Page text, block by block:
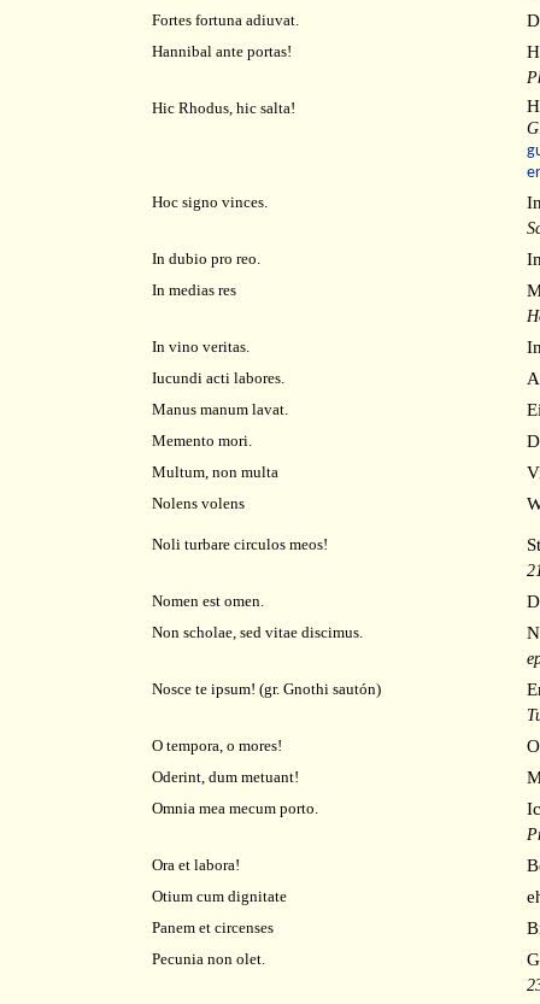
Fortes fortuna adiuvat.
Hannibal ante portas!
Hic Rhodus, hic salta!
Hoc signo vinces.
In dubio pro reo.
In medias res
In vino veritas.
Iucundi acti labores.
Manus manum lavat.
Memento mori.
Multum, non multa
Nolens volens
Noli turbare circulos meos!
Nomen est omen.
Non scholae, sed vitae discimus.
Nosce te ipsum! (gr. Gnothi sautón)
O tempora, o mores!
Oderint, dum metuant!
Omnia mea mecum porto.
Ora et labora!
Otium cum dignitate
Panem et circenses
Pecunia non olet.